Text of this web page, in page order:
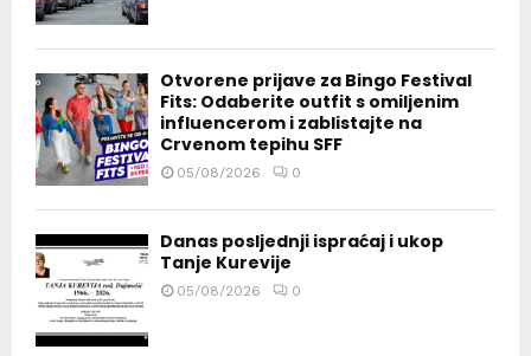
Otvorene prijave za Bingo Festival
Fits: Odaberite outfit s omiljenim
influencerom i zablistajte na
Crvenom tepihu SFF
05/08/2026 0
Danas posljednji ispraćaj i ukop
Tanje Kurevije
05/08/2026 0